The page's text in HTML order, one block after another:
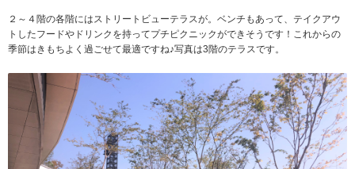
２～４階の各階にはストリートビューテラスが。ベンチもあって、テイクアウ
トしたフードやドリンクを持ってプチピクニックができそうです！これからの
季節はきもちよく過ごせて最適ですね♪写真は3階のテラスです。